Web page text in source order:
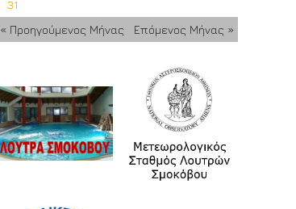
31
« Προηγούμενος Μήνας
Επόμενος Μήνας »